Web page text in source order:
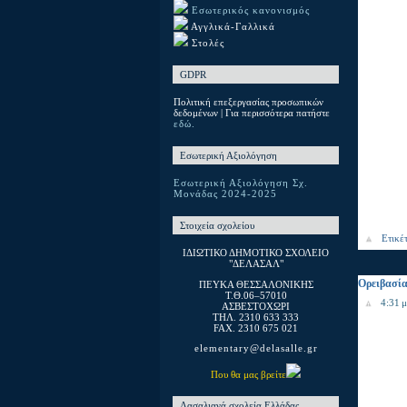
Εσωτερικός κανονισμός
Αγγλικά-Γαλλικά
Στολές
GDPR
Πολιτική επεξεργασίας προσωπικών
δεδομένων | Για περισσότερα πατήστε
εδώ.
Εσωτερική Αξιολόγηση
Εσωτερική Αξιολόγηση Σχ.
Μονάδας 2024-2025
Στοιχεία σχολείου
ΙΔΙΩΤΙΚΟ ΔΗΜΟΤΙΚΟ ΣΧΟΛΕΙΟ
"ΔΕΛΑΣΑΛ"
ΠΕΥΚΑ ΘΕΣΣΑΛΟΝΙΚΗΣ
T.Θ.06–57010
ΑΣΒΕΣΤΟΧΩΡΙ
ΤΗΛ. 2310 633 333
FAX. 2310 675 021
elementary@delasalle.gr
Που θα μας βρείτε
Ορειβασία
4:31